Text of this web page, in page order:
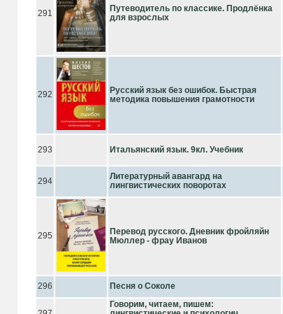
291
Путеводитель по классике. Продлёнка
для взрослых
292
Русский язык без ошибок. Быстрая
методика повышения грамотности
293 Итальянский язык. 9кл. Учебник
294
Литературный авангард на
лингвистических поворотах
295
Перевод русского. Дневник фройляйн
Мюллер - фрау Иванов
296 Песня о Соколе
Говорим, читаем, пишем: